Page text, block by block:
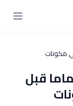
مكونات
قبل